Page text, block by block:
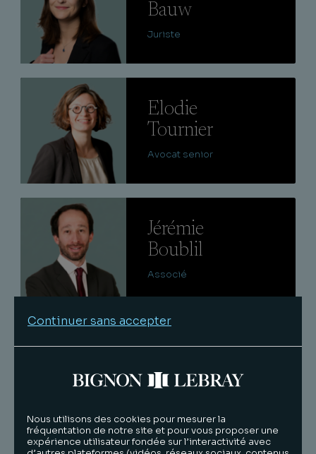
Bauw
Juriste
Elodie
Tournier
Avocat senior
Jérémie
Boublil
Associé
François
Vibert
Continuer sans accepter
Nous utilisons des cookies pour mesurer la
fréquentation de notre site et pour vous proposer une
expérience utilisateur fondée sur l’interactivité avec